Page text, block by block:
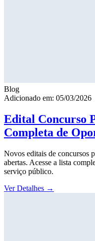
Blog
Adicionado em: 05/03/2026
Edital Concurso
Completa de
Novos editais de concursos
abertas. Acesse a lista
serviço público.
Ver Detalhes →